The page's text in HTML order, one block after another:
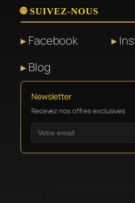
🌐 SUIVEZ-NOUS
Facebook
Blog
Newsletter
Recevez nos offres exclusives